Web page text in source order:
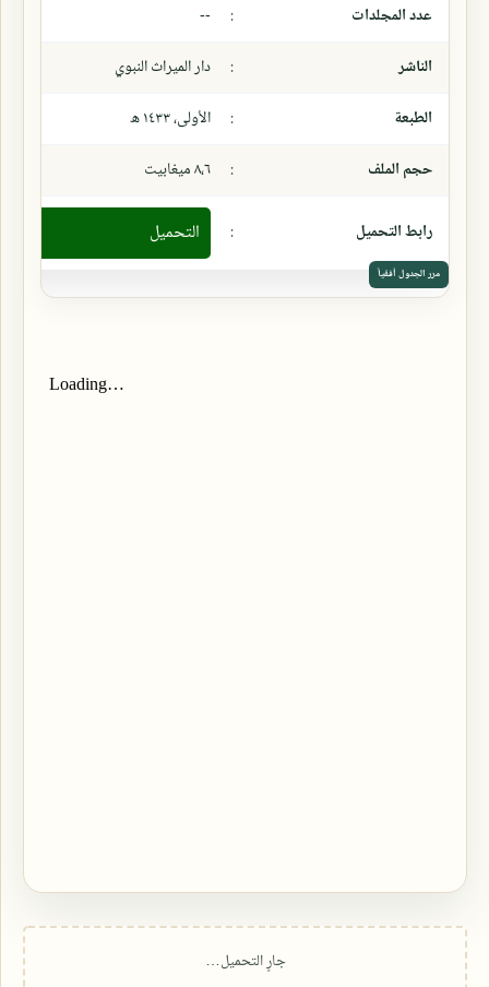
عدد المجلدات
:
--
الناشر
:
دار الميراث النبوي
الطبعة
:
الأولى، ١٤٣٣ ھ
حجم الملف
: ٨،٦ ميغابيت
رابط التحميل : التحميل